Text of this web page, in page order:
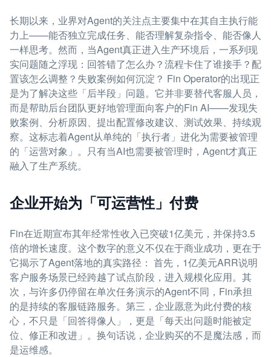
长期以来，业界对Agent的关注点主要集中在其自主执行能
力上——能否独立完成任务、能否理解复杂指令、能否像人
一样思考。然而，当Agent真正进入生产环境后，一系列现
实问题随之浮现：回答错了怎么办？流程卡住了谁接手？配
置该怎么调整？失败案例如何沉淀？ Fin Operator的出现正
是为了解决这些「后半段」问题。它并非要替代客服人员，
而是帮助后台团队更好地管理面向客户的Fin AI——发现失
败案例、分析原因、提出配置修改建议、测试效果、持续观
察。这标志着Agent从单纯的「执行者」进化为需要被管理
的「运营对象」。只有当AI也需要被管理时，Agent才真正
融入了生产系统。
企业开始为「可运营性」付费
Fin在近期宣布其年经常性收入已突破1亿美元，并保持3.5
倍的增长速度。这个数字的意义不仅在于商业成功，更在于
它揭示了Agent落地的真实路径： 首先，1亿美元ARR说明
客户服务场景已经跨越了试点阶段，进入规模化应用。其
次，与许多仍停留在单次任务演示的Agent不同，Fin承担
的是持续的客服链路服务。第三，企业愿意为此付费的核
心，不只是「回答得像人」，更是「每天出问题时能被定
位、修正和改进」。换句话说，企业购买的不是魔法感，而
是运维感。